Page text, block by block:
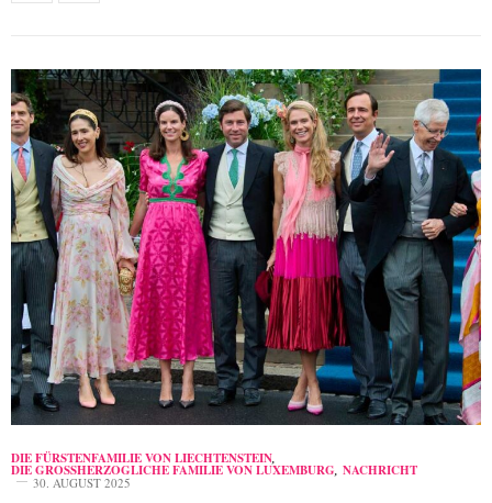
DIE FÜRSTENFAMILIE VON LIECHTENSTEIN,
DIE GROSSHERZOGLICHE FAMILIE VON LUXEMBURG , NACHRICHT
30. AUGUST 2025